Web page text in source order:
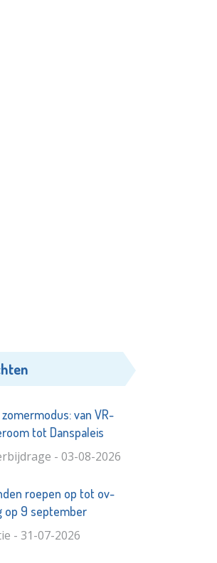
zomermodus: van VR-
tot Danspaleis
- 03-08-2026
roepen op tot ov-
op 9 september
- 31-07-2026